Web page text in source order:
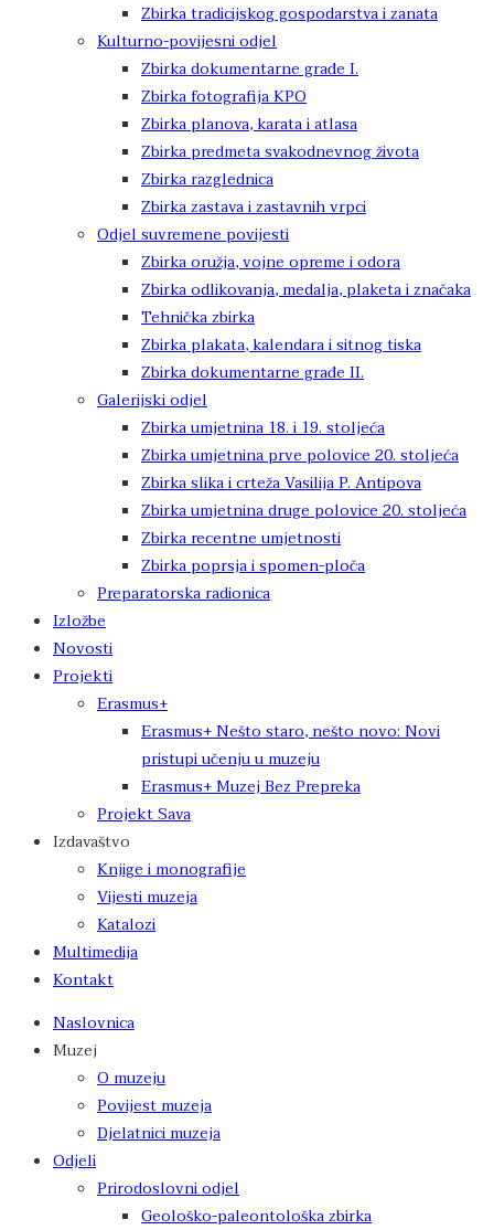
Zbirka tradicijskog gospodarstva i zanata
Kulturno-povijesni odjel
Zbirka dokumentarne građe I.
Zbirka fotografija KPO
Zbirka planova, karata i atlasa
Zbirka predmeta svakodnevnog života
Zbirka razglednica
Zbirka zastava i zastavnih vrpci
Odjel suvremene povijesti
Zbirka oružja, vojne opreme i odora
Zbirka odlikovanja, medalja, plaketa i značaka
Tehnička zbirka
Zbirka plakata, kalendara i sitnog tiska
Zbirka dokumentarne građe II.
Galerijski odjel
Zbirka umjetnina 18. i 19. stoljeća
Zbirka umjetnina prve polovice 20. stoljeća
Zbirka slika i crteža Vasilija P. Antipova
Zbirka umjetnina druge polovice 20. stoljeća
Zbirka recentne umjetnosti
Zbirka poprsja i spomen-ploča
Preparatorska radionica
Izložbe
Novosti
Projekti
Erasmus+
Erasmus+ Nešto staro, nešto novo: Novi
pristupi učenju u muzeju
Erasmus+ Muzej Bez Prepreka
Projekt Sava
Izdavaštvo
Knjige i monografije
Vijesti muzeja
Katalozi
Multimedija
Kontakt
Naslovnica
Muzej
O muzeju
Povijest muzeja
Djelatnici muzeja
Odjeli
Prirodoslovni odjel
Geološko-paleontološka zbirka